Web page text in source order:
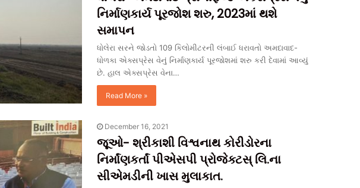
નિર્માણકાર્ય પૂરજોશ શરુ, 2023માં થશે
સમાપન
ધોલેરા સરને જોડતો 109 કિલોમીટરની લંબાઈ ધરાવતો અમદાવાદ-
ધોળકા એક્સપ્રેસ વેનું નિર્માણકાર્ય પૂરજોશમાં શરુ કરી દેવામાં આવ્યું
છે. હાલ એક્સપ્રેસ વેના…
Read More »
December 16, 2021
જૂઓ- શ્રીકાશી વિશ્વનાથ કોરીડોરના
નિર્માંણકર્તાં પીએસપી પ્રોજેક્ટસ્ લિ.ના
સીએમડીની ખાસ મુલાકાત.